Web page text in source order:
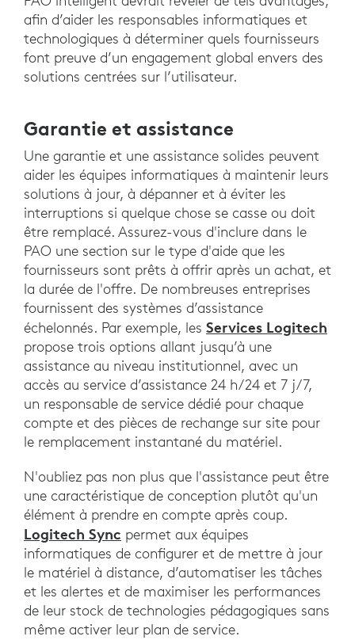
afin d’aider les responsables informatiques et
technologiques à déterminer quels fournisseurs
font preuve d’un engagement global envers des
solutions centrées sur l’utilisateur.
Garantie et assistance
Une garantie et une assistance solides peuvent
aider les équipes informatiques à maintenir leurs
solutions à jour, à dépanner et à éviter les
interruptions si quelque chose se casse ou doit
être remplacé. Assurez-vous d'inclure dans le
PAO une section sur le type d'aide que les
fournisseurs sont prêts à offrir après un achat, et
la durée de l'offre. De nombreuses entreprises
fournissent des systèmes d’assistance
échelonnés. Par exemple, les Services Logitech
propose trois options allant jusqu’à une
assistance au niveau institutionnel, avec un
accès au service d’assistance 24 h/24 et 7 j/7,
un responsable de service dédié pour chaque
compte et des pièces de rechange sur site pour
le remplacement instantané du matériel.
N'oubliez pas non plus que l'assistance peut être
une caractéristique de conception plutôt qu'un
élément à prendre en compte après coup.
Logitech Sync permet aux équipes
informatiques de configurer et de mettre à jour
le matériel à distance, d’automatiser les tâches
et les alertes et de maximiser les performances
de leur stock de technologies pédagogiques sans
même activer leur plan de service.